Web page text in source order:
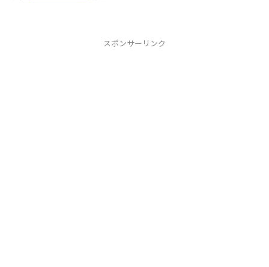
スポンサーリンク